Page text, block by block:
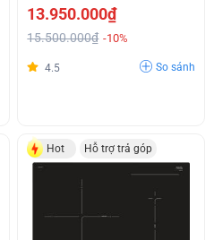
13.950.000₫
15.500.000₫ -10%
4.5 So sánh
Hot Hỗ trợ trả góp